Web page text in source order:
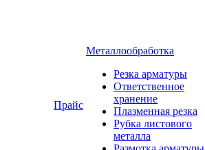
Прайс
Металлообработка
Резка арматуры
Ответственное
хранение
Плазменная резка
Рубка листового
металла